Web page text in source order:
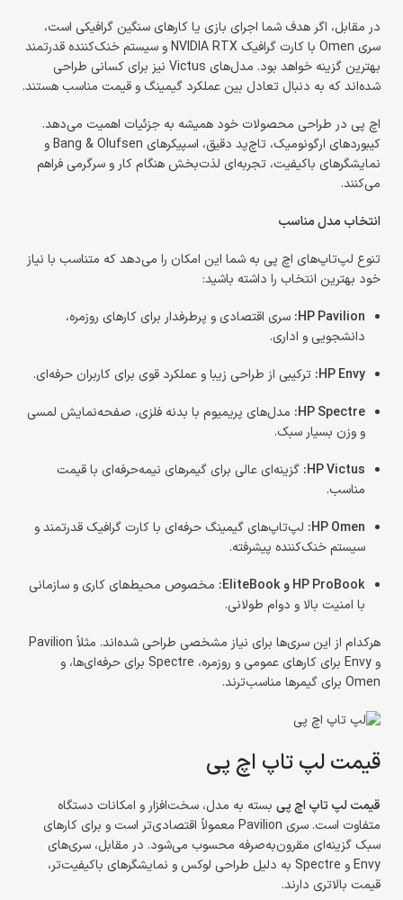
در مقابل، اگر هدف شما اجرای بازی یا کارهای سنگین گرافیکی است،
سری Omen با کارت گرافیک NVIDIA RTX و سیستم خنک‌کننده قدرتمند
بهترین گزینه خواهد بود. مدل‌های Victus نیز برای کسانی طراحی
شده‌اند که به دنبال تعادل بین عملکرد گیمینگ و قیمت مناسب هستند.
اچ پی در طراحی محصولات خود همیشه به جزئیات اهمیت می‌دهد.
کیبوردهای ارگونومیک، تاچ‌پد دقیق، اسپیکرهای Bang & Olufsen و
نمایشگرهای باکیفیت، تجربه‌ای لذت‌بخش هنگام کار و سرگرمی فراهم
می‌کنند.
انتخاب مدل مناسب
تنوع لپ‌تاپ‌های اچ پی به شما این امکان را می‌دهد که متناسب با نیاز
خود بهترین انتخاب را داشته باشید:
HP Pavilion: سری اقتصادی و پرطرفدار برای کارهای روزمره،
دانشجویی و اداری.
HP Envy: ترکیبی از طراحی زیبا و عملکرد قوی برای کاربران حرفه‌ای.
HP Spectre: مدل‌های پریمیوم با بدنه فلزی، صفحه‌نمایش لمسی
و وزن بسیار سبک.
HP Victus: گزینه‌ای عالی برای گیمرهای نیمه‌حرفه‌ای با قیمت
مناسب.
HP Omen: لپ‌تاپ‌های گیمینگ حرفه‌ای با کارت گرافیک قدرتمند و
سیستم خنک‌کننده پیشرفته.
HP ProBook و EliteBook:
مخصوص محیط‌های کاری و سازمانی
با امنیت بالا و دوام طولانی.
هرکدام از این سری‌ها برای نیاز مشخصی طراحی شده‌اند. مثلاً Pavilion
و Envy برای کارهای عمومی و روزمره، Spectre برای حرفه‌ای‌ها، و
Omen برای گیمرها مناسب‌ترند.
قیمت لپ تاپ اچ پی
قیمت لپ تاپ اچ پی بسته به مدل، سخت‌افزار و امکانات دستگاه
متفاوت است. سری Pavilion معمولاً اقتصادی‌تر است و برای کارهای
سبک گزینه‌ای مقرون‌به‌صرفه محسوب می‌شود. در مقابل، سری‌های
Envy و Spectre به دلیل طراحی لوکس و نمایشگرهای باکیفیت‌تر،
قیمت بالاتری دارند.